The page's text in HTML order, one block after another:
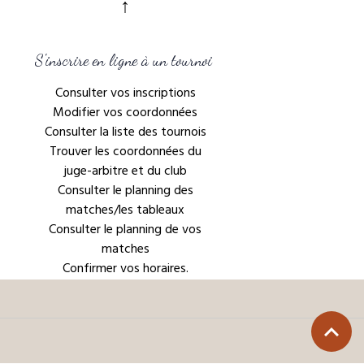
↑
S'inscrire en ligne à un tournoi
Consulter vos inscriptions
Modifier vos coordonnées
Consulter la liste des tournois
Trouver les coordonnées du
juge-arbitre et du club
Consulter le planning des
matches/les tableaux
Consulter le planning de vos
matches
Confirmer vos horaires.